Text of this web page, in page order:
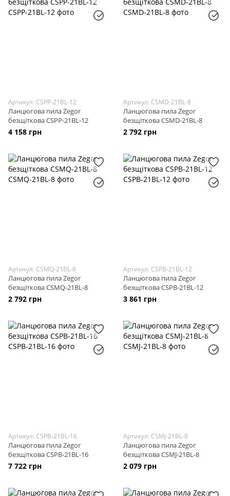
Артикул: CSPP-21BL-12
Ланцюгова пила Zegor
безщіткова CSPP-21BL-12
4 158 грн
Артикул: CSMD-21BL-8
Ланцюгова пила Zegor
безщіткова CSMD-21BL-8
2 792 грн
Артикул: CSMQ-21BL-8
Ланцюгова пила Zegor
безщіткова CSMQ-21BL-8
2 792 грн
Артикул: CSPB-21BL-12
Ланцюгова пила Zegor
безщіткова CSPB-21BL-12
3 861 грн
Артикул: CSPB-21BL-16
Ланцюгова пила Zegor
безщіткова CSPB-21BL-16
7 722 грн
Артикул: CSMJ-21BL-8
Ланцюгова пила Zegor
безщіткова CSMJ-21BL-8
2 079 грн